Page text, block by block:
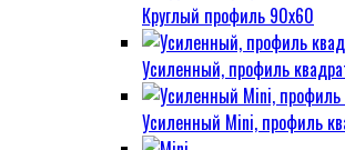
Круглый профиль 90х60
Усиленный, профиль
Усиленный Mini, профиль